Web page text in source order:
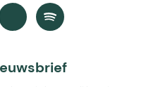
link)
Spotify
link)